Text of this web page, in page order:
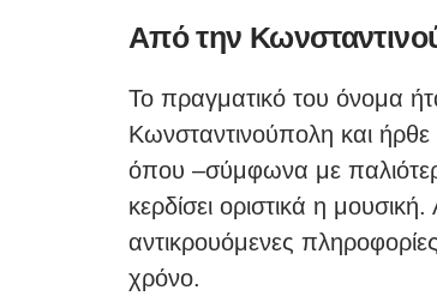
Από την
Το πραγματικό του όνομα
Κωνσταντινούπολη και
όπου –σύμφωνα με
κερδίσει οριστικά η
αντικρουόμενες
χρόνο.